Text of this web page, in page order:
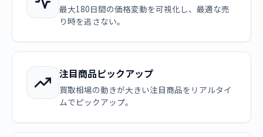
最大180日間の価格変動を可視化し、最適な売
り時を逃さない。
注目商品ピックアップ
買取相場の動きが大きい注目商品をリアルタイ
ムでピックアップ。